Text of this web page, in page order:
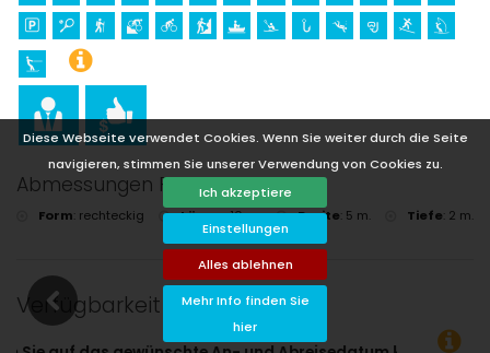
Diese Webseite verwendet Cookies. Wenn Sie weiter durch die Seite
navigieren, stimmen Sie unserer Verwendung von Cookies zu.
Ich akzeptiere
Einstellungen
Alles ablehnen
Mehr Info finden Sie
hier
Abmessungen Pool
Form: rechteckig Länge:10 m. Breite: 5 m. Tiefe: 2 m.
Verfügbarkeit